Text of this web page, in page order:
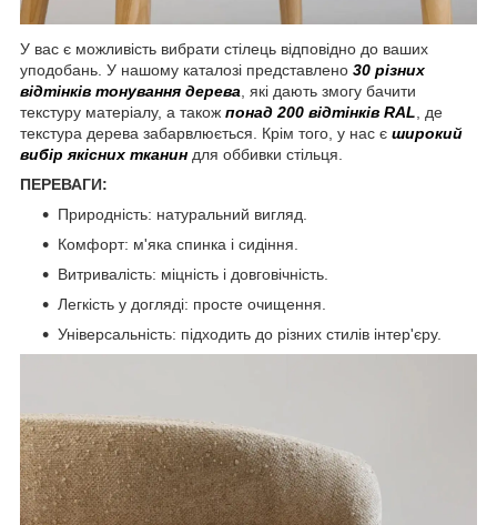
У вас є можливість вибрати стілець відповідно до ваших
уподобань. У нашому каталозі представлено 30 різних
відтінків тонування дерева, які дають змогу бачити
текстуру матеріалу, а також понад 200 відтінків RAL, де
текстура дерева забарвлюється. Крім того, у нас є широкий
вибір якісних тканин для оббивки стільця.
ПЕРЕВАГИ:
Природність: натуральний вигляд.
Комфорт: м'яка спинка і сидіння.
Витривалість: міцність і довговічність.
Легкість у догляді: просте очищення.
Універсальність: підходить до різних стилів інтер'єру.